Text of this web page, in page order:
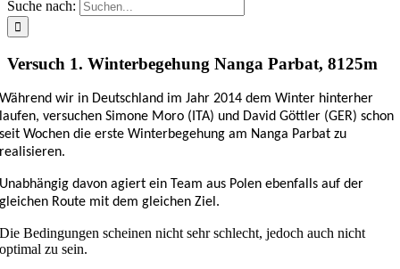
Suche nach:
Versuch 1. Winter­bege­hung Nanga Parbat, 8125m
Während wir in Deutschland im Jahr 2014 dem Winter hinterher
laufen, versuchen Simone Moro (ITA) und David Göttler (GER) schon
seit Wochen die erste Winterbegehung am Nanga Parbat zu
realisieren.
Unabhängig davon agiert ein Team aus Polen ebenfalls auf der
gleichen Route mit dem gleichen Ziel.
Die Bedingungen scheinen nicht sehr schlecht, jedoch auch nicht
optimal zu sein.